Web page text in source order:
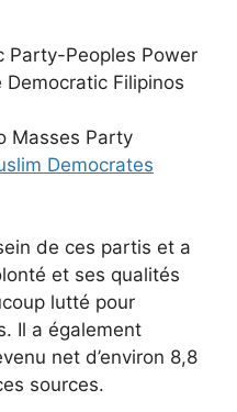
Party-Peoples Power
Filipinos
Masses Party
Democrates
de ces partis et a
et ses qualités
lutté pour
Il a également
net d’environ 8,8
sources.